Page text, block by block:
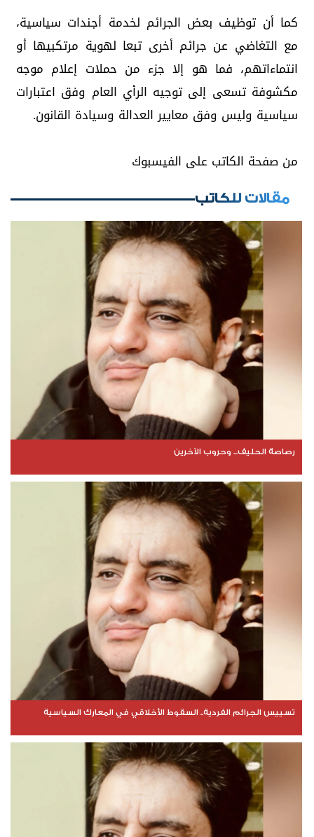
كما أن توظيف بعض الجرائم لخدمة أجندات سياسية،
مع التغاضي عن جرائم أخرى تبعا لهوية مرتكبيها أو
انتماءاتهم، فما هو إلا جزء من حملات إعلام موجه
مكشوفة تسعى إلى توجيه الرأي العام وفق اعتبارات
سياسية وليس وفق معايير العدالة وسيادة القانون.
من صفحة الكاتب على الفيسبوك
مقالات للكاتب
رصاصة الحليف... وحروب الآخرين
تسييس الجرائم الفردية.. السقوط الأخلاقي في المعارك السياسية